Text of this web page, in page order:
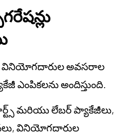
వినియోగదారుల అవసరాల
ఎంపికలను అందిస్తుంది.
మరియు లేబర్ ప్యాకేజీలు,
వినియోగదారుల